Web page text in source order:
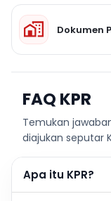
Dokumen
FAQ KPR
Temukan
diajukan seputar
Apa itu KPR?